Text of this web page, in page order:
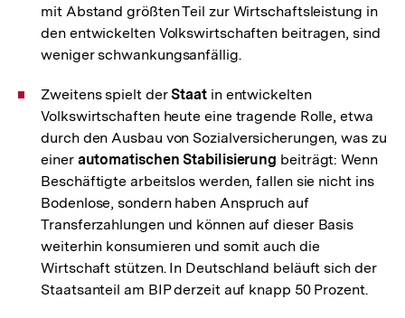
mit Abstand größten Teil zur Wirtschaftsleistung in
den entwickelten Volkswirtschaften beitragen, sind
weniger schwankungsanfällig.
Zweitens spielt derStaatin entwickelten
Volkswirtschaften heute eine tragende Rolle, etwa
durch den Ausbau von Sozialversicherungen, was zu
einer automatischen Stabilisierung beiträgt: Wenn
Beschäftigte arbeitslos werden, fallen sie nicht ins
Bodenlose, sondern haben Anspruch auf
Transferzahlungen und können auf dieser Basis
weiterhin konsumieren und somit auch die
Wirtschaft stützen. In Deutschland beläuft sich der
Staatsanteil am BIP derzeit auf knapp 50 Prozent.